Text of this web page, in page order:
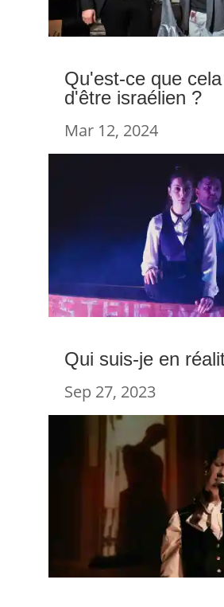
Qu'est-ce que
d'être israélien ?
Mar 12, 2024
Qui suis-je en
Sep 27, 2023